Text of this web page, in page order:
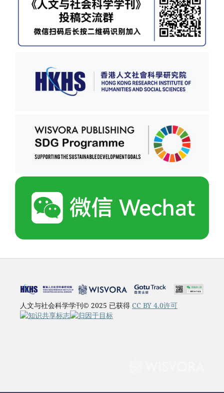
人文与社会科学学刊© 2025 已获得 CC BY 4.0许可